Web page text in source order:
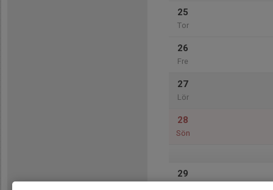
25
Tor
26
Fre
27
Lör
28
Sön
29